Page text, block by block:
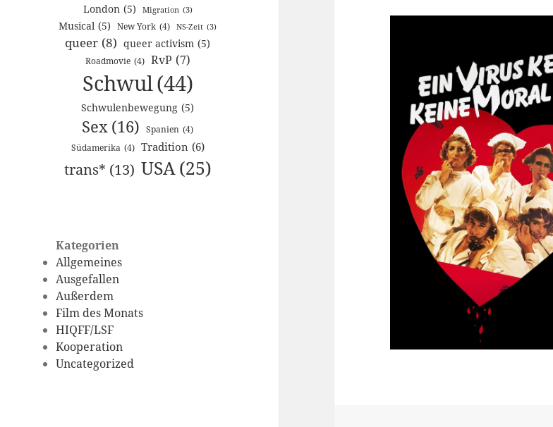
London (5) Migration (3)
Musical (5) New York (4) NS-Zeit (3)
queer (8) queer activism (5)
Roadmovie (4) RvP (7)
Schwul(44)
Schwulenbewegung (5)
Sex (16) Spanien (4)
Südamerika (4) Tradition (6)
trans* (13) USA(25)
Kategorien
Allgemeines
Ausgefallen
Außerdem
Film des Monats
HIQFF/LSF
Kooperation
Uncategorized